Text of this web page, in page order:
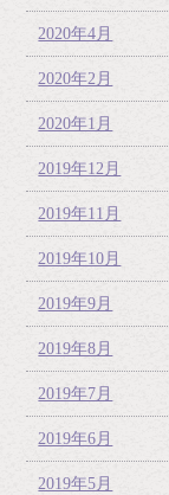
2020年4月
2020年2月
2020年1月
2019年12月
2019年11月
2019年10月
2019年9月
2019年8月
2019年7月
2019年6月
2019年5月